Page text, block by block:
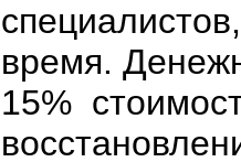
время.
15%